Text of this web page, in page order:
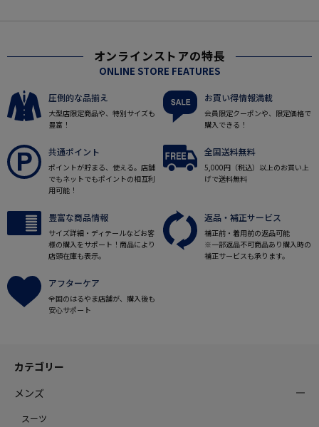
オンラインストアの特長
ONLINE STORE FEATURES
圧倒的な品揃え
大型店限定商品や、特別サイズも
豊富！
お買い得情報満載
会員限定クーポンや、限定価格で
購入できる！
共通ポイント
ポイントが貯まる、使える。店舗
でもネットでもポイントの相互利
用可能！
全国送料無料
5,000円（税込）以上のお買い上
げで送料無料
豊富な商品情報
サイズ詳細・ディテールなどお客
様の購入をサポート！商品により
店頭在庫も表示。
返品・補正サービス
補正前・着用前の返品可能
※一部返品不可商品あり購入時の
補正サービスも承ります。
アフターケア
全国のはるやま店舗が、購入後も
安心サポート
カテゴリー
メンズ
スーツ